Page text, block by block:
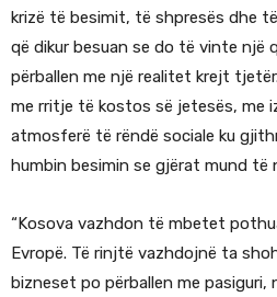
krizë të besimit, të shpresës dhe
që dikur besuan se do të vinte një
përballen me një realitet krejt
me rritje të kostos së jetesës, me
atmosferë të rëndë sociale ku
humbin besimin se gjërat mund të
“Kosova vazhdon të mbetet
Evropë. Të rinjtë vazhdojnë ta
bizneset po përballen me pasiguri,